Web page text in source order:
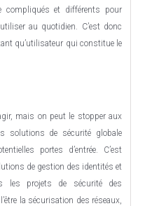
et différents pour
au quotidien. C’est donc
qu’utilisateur qui constitue le
mais on peut le stopper aux
solutions de sécurité globale
portes d’entrée. C’est
de gestion des identités et
les projets de sécurité des
la sécurisation des réseaux,